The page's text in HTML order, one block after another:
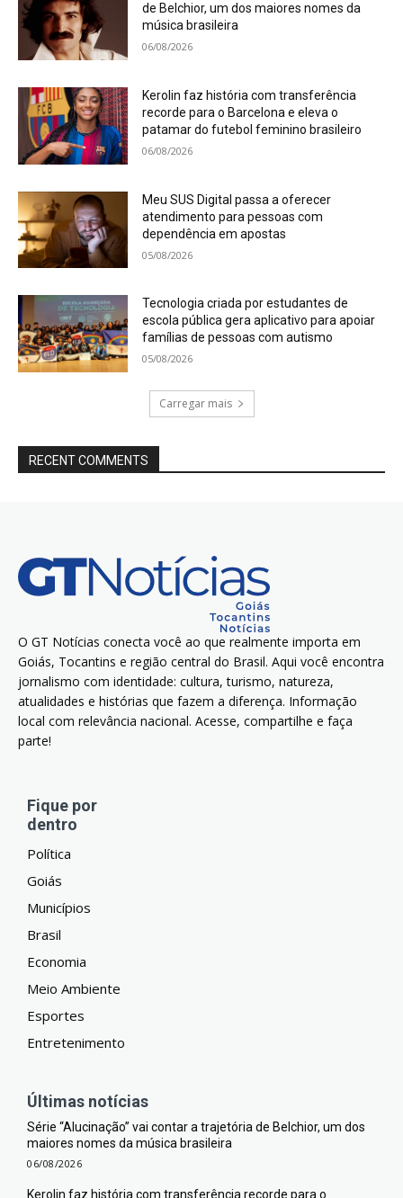
de Belchior, um dos maiores nomes da
música brasileira
06/08/2026
Kerolin faz história com transferência
recorde para o Barcelona e eleva o
patamar do futebol feminino brasileiro
06/08/2026
Meu SUS Digital passa a oferecer
atendimento para pessoas com
dependência em apostas
05/08/2026
Tecnologia criada por estudantes de
escola pública gera aplicativo para apoiar
famílias de pessoas com autismo
05/08/2026
Carregar mais
RECENT COMMENTS
O GT Notícias conecta você ao que realmente importa em
Goiás, Tocantins e região central do Brasil. Aqui você encontra
jornalismo com identidade: cultura, turismo, natureza,
atualidades e histórias que fazem a diferença. Informação
local com relevância nacional. Acesse, compartilhe e faça
parte!
Fique por
dentro
Política
Goiás
Municípios
Brasil
Economia
Meio Ambiente
Esportes
Entretenimento
Últimas notícias
Série “Alucinação” vai contar a trajetória de Belchior, um dos
maiores nomes da música brasileira
06/08/2026
Kerolin faz história com transferência recorde para o